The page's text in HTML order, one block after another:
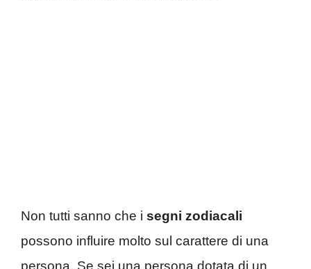
Non tutti sanno che i segni zodiacali
possono influire molto sul carattere di una
persona. Se sei una persona dotata di un